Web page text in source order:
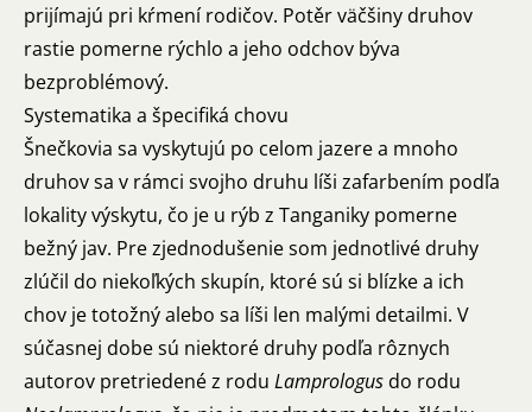
prijímajú pri kŕmení rodičov. Potěr väčšiny druhov
rastie pomerne rýchlo a jeho odchov býva
bezproblémový.
Systematika a špecifiká chovu
Šnečkovia sa vyskytujú po celom jazere a mnoho
druhov sa v rámci svojho druhu líši zafarbením podľa
lokality výskytu, čo je u rýb z Tanganiky pomerne
bežný jav. Pre zjednodušenie som jednotlivé druhy
zlúčil do niekoľkých skupín, ktoré sú si blízke a ich
chov je totožný alebo sa líši len malými detailmi. V
súčasnej dobe sú niektoré druhy podľa rôznych
autorov pretriedené z rodu Lamprologus do rodu